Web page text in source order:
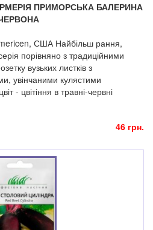
ПРИМОРСЬКА БАЛЕРИНА
США Найбільш рання,
порівняно з традиційними
вузьких листків з
увінчаними кулястими
- цвітіння в травні-червні
46 грн.